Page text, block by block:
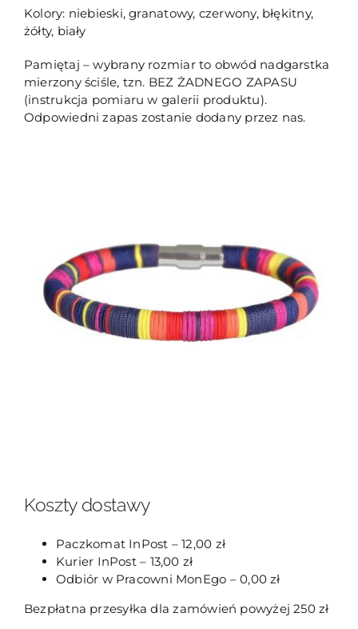
Kolory: niebieski, granatowy, czerwony, błękitny,
żółty, biały
Pamiętaj – wybrany rozmiar to obwód nadgarstka
mierzony ściśle, tzn. BEZ ŻADNEGO ZAPASU
(instrukcja pomiaru w galerii produktu).
Odpowiedni zapas zostanie dodany przez nas.
Koszty dostawy
Paczkomat InPost – 12,00 zł
Kurier InPost – 13,00 zł
Odbiór w Pracowni MonEgo – 0,00 zł
Bezpłatna przesyłka dla zamówień powyżej 250 zł